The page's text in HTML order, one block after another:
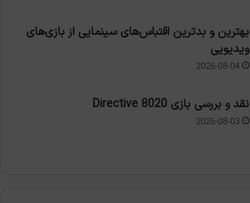
بهترین و بدترین اقتباس‌های سینمایی از بازی‌های
ویدیویی
2026-08-04
نقد و بررسی بازی Directive 8020
2026-08-03